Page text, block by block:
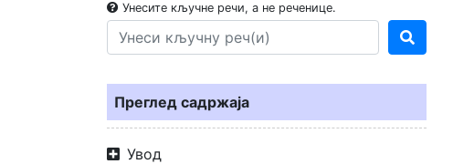
Унесите кључне речи, а не реченице.
Преглед садржаја
Увод